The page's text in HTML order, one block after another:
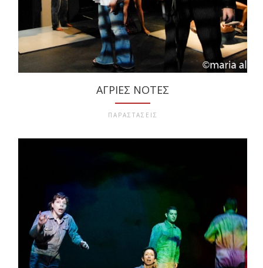
ΑΓΡΙΕΣ ΝΟΤΕΣ
ΠΑΡΑΣΤΑΣΕΙΣ